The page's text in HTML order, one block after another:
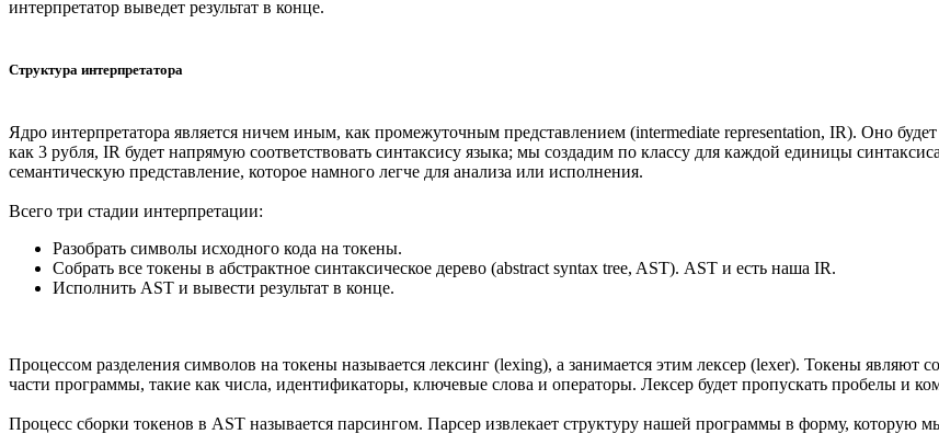
интерпретатор выведет результат в конце.
Структура интерпретатора
Ядро интерпретатора является ничем иным, как промежуточным представлением (intermediate representation, IR). Оно
как 3 рубля, IR будет напрямую соответствовать синтаксису языка; мы создадим по классу для каждой единицы
семантическую представление, которое намного легче для анализа или исполнения.
Всего три стадии интерпретации:
Разобрать символы исходного кода на токены.
Собрать все токены в абстрактное синтаксическое дерево (abstract syntax tree, AST). AST и есть наша IR.
Исполнить AST и вывести результат в конце.
Процессом разделения символов на токены называется лексинг (lexing), а занимается этим лексер (lexer). Токены
части программы, такие как числа, идентификаторы, ключевые слова и операторы. Лексер будет пропускать пробелы и
Процесс сборки токенов в AST называется парсингом. Парсер извлекает структуру нашей программы в форму, которую